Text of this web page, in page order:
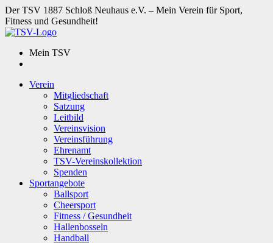
Der TSV 1887 Schloß Neuhaus e.V. – Mein Verein für Sport,
Fitness und Gesundheit!
Mein TSV
Verein
Mitgliedschaft
Satzung
Leitbild
Vereinsvision
Vereinsführung
Ehrenamt
TSV-Vereinskollektion
Spenden
Sportangebote
Ballsport
Cheersport
Fitness / Gesundheit
Hallenbosseln
Handball